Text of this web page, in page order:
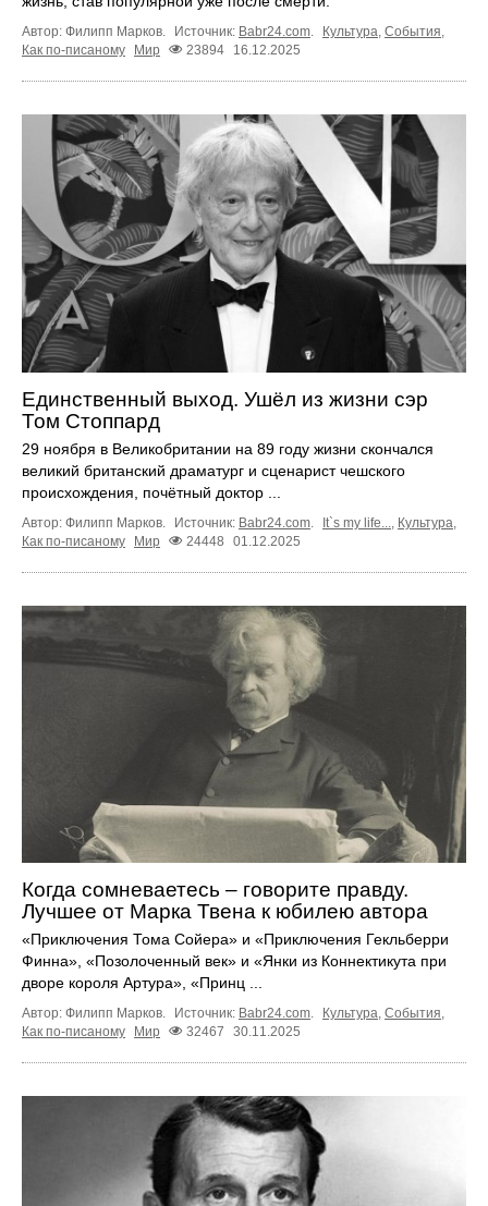
Автор: Филипп Марков. Источник: Babr24.com Культура События
Как по-писаному
Мир 23894 16.12.2025
Единственный выход. Ушёл из жизни сэр
Том Стоппард
29 ноября в Великобритании на 89 году жизни скончался
великий британский драматург и сценарист чешского
происхождения, почётный доктор ...
Автор: Филипп Марков. Источник: Babr24.com It`s my life... Культура
Как по-писаному
Мир 24448 01.12.2025
Когда сомневаетесь – говорите правду.
Лучшее от Марка Твена к юбилею автора
«Приключения Тома Сойера» и «Приключения Гекльберри
Финна», «Позолоченный век» и «Янки из Коннектикута при
дворе короля Артура», «Принц ...
Автор: Филипп Марков. Источник: Babr24.com. Культура, События,
Как по-писаному
Мир 32467 30.11.2025